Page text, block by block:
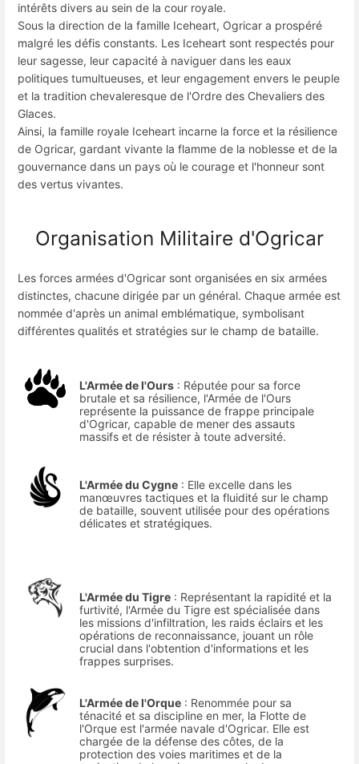
intérêts divers au sein de la cour royale.
Sous la direction de la famille Iceheart, Ogricar a prospéré
malgré les défis constants. Les Iceheart sont respectés pour
leur sagesse, leur capacité à naviguer dans les eaux
politiques tumultueuses, et leur engagement envers le peuple
et la tradition chevaleresque de l'Ordre des Chevaliers des
Glaces.
Ainsi, la famille royale Iceheart incarne la force et la résilience
de Ogricar, gardant vivante la flamme de la noblesse et de la
gouvernance dans un pays où le courage et l'honneur sont
des vertus vivantes.
Organisation Militaire d'Ogricar
Les forces armées d'Ogricar sont organisées en six armées
distinctes, chacune dirigée par un général. Chaque armée est
nommée d'après un animal emblématique, symbolisant
différentes qualités et stratégies sur le champ de bataille.
L'Armée de l'Ours : Réputée pour sa force
brutale et sa résilience, l'Armée de l'Ours
représente la puissance de frappe principale
d'Ogricar, capable de mener des assauts
massifs et de résister à toute adversité.
L'Armée du Cygne : Elle excelle dans les
manœuvres tactiques et la fluidité sur le champ
de bataille, souvent utilisée pour des opérations
délicates et stratégiques.
L'Armée du Tigre : Représentant la rapidité et la
furtivité, l'Armée du Tigre est spécialisée dans
les missions d'infiltration, les raids éclairs et les
opérations de reconnaissance, jouant un rôle
crucial dans l'obtention d'informations et les
frappes surprises.
L'Armée de l'Orque : Renommée pour sa
ténacité et sa discipline en mer, la Flotte de
l'Orque est l'armée navale d'Ogricar. Elle est
chargée de la défense des côtes, de la
protection des voies maritimes et de la